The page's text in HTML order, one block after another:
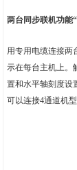
两台同步联机功能
用专用电缆连接两
示在每台主机上。
置和水平轴刻度设
可以连接4通道机型